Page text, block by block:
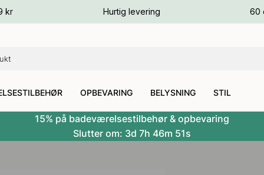
kr Hurtig levering 60
OPBEVARING BELYSNING STIL
15% på badeværelsestilbehør & opbevaring
Slutter om: 3d 7h 46m 50s